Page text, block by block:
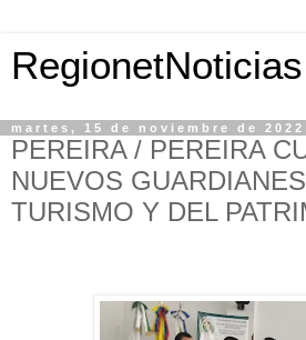
martes, 15 de noviembre de 2022
PEREIRA / PEREIRA
NUEVOS
TURISMO Y DEL